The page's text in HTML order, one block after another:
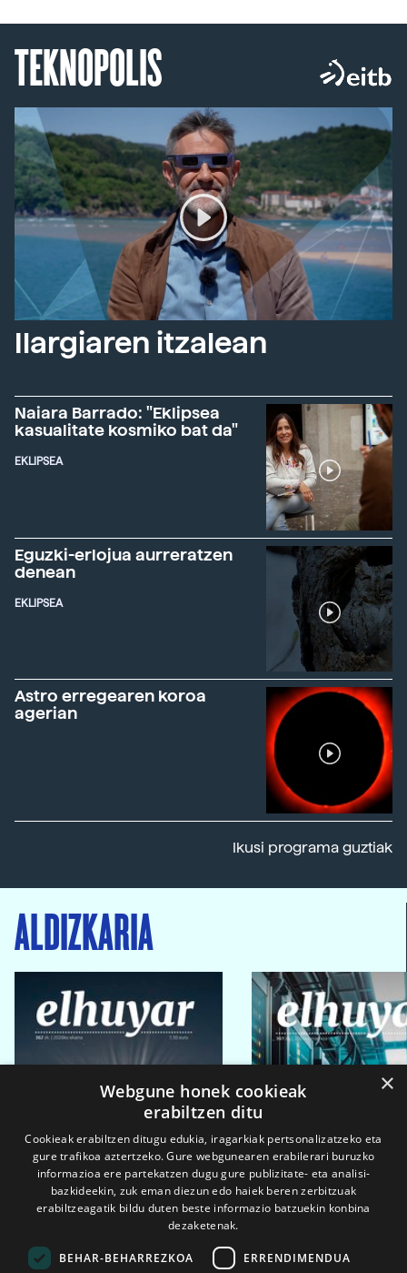
TEKNOPOLIS
Ilargiaren itzalean
Naiara Barrado: "Eklipsea
kasualitate kosmiko bat da"
EKLIPSEA
Eguzki-erlojua aurreratzen
denean
EKLIPSEA
Astro erregearen koroa
agerian
Ikusi programa guztiak
ALDIZKARIA
×
Webgune honek cookieak
erabiltzen ditu
Cookieak erabiltzen ditugu edukia, iragarkiak pertsonalizatzeko eta
gure trafikoa aztertzeko. Gure webgunearen erabilerari buruzko
informazioa ere partekatzen dugu gure publizitate- eta analisi-
bazkideekin, zuk eman diezun edo haiek beren zerbitzuak
erabiltzeagatik bildu duten beste informazio batzuekin konbina
dezaketenak.
BEHAR-BEHARREZKOA ERRENDIMENDUA